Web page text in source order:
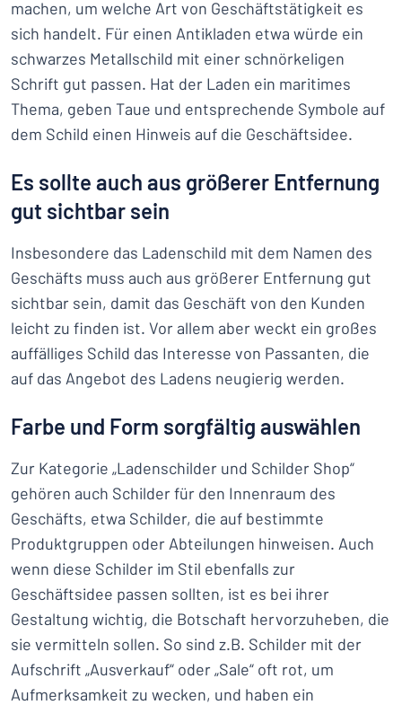
machen, um welche Art von Geschäftstätigkeit es
sich handelt. Für einen Antikladen etwa würde ein
schwarzes Metallschild mit einer schnörkeligen
Schrift gut passen. Hat der Laden ein maritimes
Thema, geben Taue und entsprechende Symbole auf
dem Schild einen Hinweis auf die Geschäftsidee.
Es sollte auch aus größerer Entfernung
gut sichtbar sein
Insbesondere das Ladenschild mit dem Namen des
Geschäfts muss auch aus größerer Entfernung gut
sichtbar sein, damit das Geschäft von den Kunden
leicht zu finden ist. Vor allem aber weckt ein großes
auffälliges Schild das Interesse von Passanten, die
auf das Angebot des Ladens neugierig werden.
Farbe und Form sorgfältig auswählen
Zur Kategorie „Ladenschilder und Schilder Shop“
gehören auch Schilder für den Innenraum des
Geschäfts, etwa Schilder, die auf bestimmte
Produktgruppen oder Abteilungen hinweisen. Auch
wenn diese Schilder im Stil ebenfalls zur
Geschäftsidee passen sollten, ist es bei ihrer
Gestaltung wichtig, die Botschaft hervorzuheben, die
sie vermitteln sollen. So sind z.B. Schilder mit der
Aufschrift „Ausverkauf“ oder „Sale“ oft rot, um
Aufmerksamkeit zu wecken, und haben ein